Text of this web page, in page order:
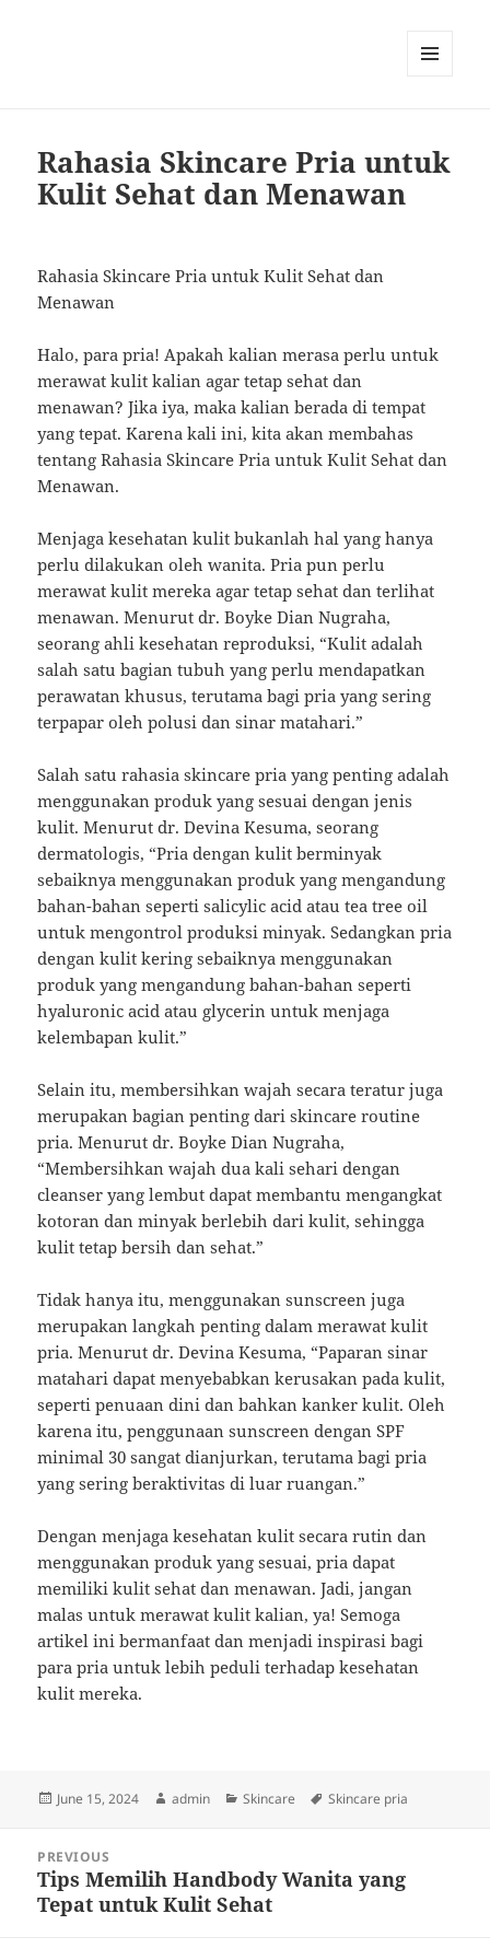
Rahasia Skincare Pria untuk
Kulit Sehat dan Menawan
Rahasia Skincare Pria untuk Kulit Sehat dan
Menawan
Halo, para pria! Apakah kalian merasa perlu untuk
merawat kulit kalian agar tetap sehat dan
menawan? Jika iya, maka kalian berada di tempat
yang tepat. Karena kali ini, kita akan membahas
tentang Rahasia Skincare Pria untuk Kulit Sehat dan
Menawan.
Menjaga kesehatan kulit bukanlah hal yang hanya
perlu dilakukan oleh wanita. Pria pun perlu
merawat kulit mereka agar tetap sehat dan terlihat
menawan. Menurut dr. Boyke Dian Nugraha,
seorang ahli kesehatan reproduksi, “Kulit adalah
salah satu bagian tubuh yang perlu mendapatkan
perawatan khusus, terutama bagi pria yang sering
terpapar oleh polusi dan sinar matahari.”
Salah satu rahasia skincare pria yang penting adalah
menggunakan produk yang sesuai dengan jenis
kulit. Menurut dr. Devina Kesuma, seorang
dermatologis, “Pria dengan kulit berminyak
sebaiknya menggunakan produk yang mengandung
bahan-bahan seperti salicylic acid atau tea tree oil
untuk mengontrol produksi minyak. Sedangkan pria
dengan kulit kering sebaiknya menggunakan
produk yang mengandung bahan-bahan seperti
hyaluronic acid atau glycerin untuk menjaga
kelembapan kulit.”
Selain itu, membersihkan wajah secara teratur juga
merupakan bagian penting dari skincare routine
pria. Menurut dr. Boyke Dian Nugraha,
“Membersihkan wajah dua kali sehari dengan
cleanser yang lembut dapat membantu mengangkat
kotoran dan minyak berlebih dari kulit, sehingga
kulit tetap bersih dan sehat.”
Tidak hanya itu, menggunakan sunscreen juga
merupakan langkah penting dalam merawat kulit
pria. Menurut dr. Devina Kesuma, “Paparan sinar
matahari dapat menyebabkan kerusakan pada kulit,
seperti penuaan dini dan bahkan kanker kulit. Oleh
karena itu, penggunaan sunscreen dengan SPF
minimal 30 sangat dianjurkan, terutama bagi pria
yang sering beraktivitas di luar ruangan.”
Dengan menjaga kesehatan kulit secara rutin dan
menggunakan produk yang sesuai, pria dapat
memiliki kulit sehat dan menawan. Jadi, jangan
malas untuk merawat kulit kalian, ya! Semoga
artikel ini bermanfaat dan menjadi inspirasi bagi
para pria untuk lebih peduli terhadap kesehatan
kulit mereka.
Posted
June 15, 2024 Author
admin Categories
Skincare Tags
Skincare pria
navigation
PREVIOUS
Previous
post:
Tips Memilih Handbody Wanita yang
Tepat untuk Kulit Sehat